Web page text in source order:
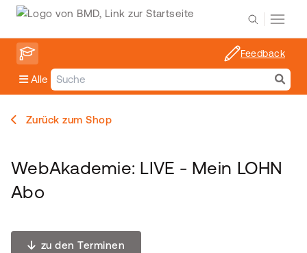
Alle
Feedback
Zurück zum Shop
WebAkademie: LIVE - Mein LOHN
Abo
zu den Terminen